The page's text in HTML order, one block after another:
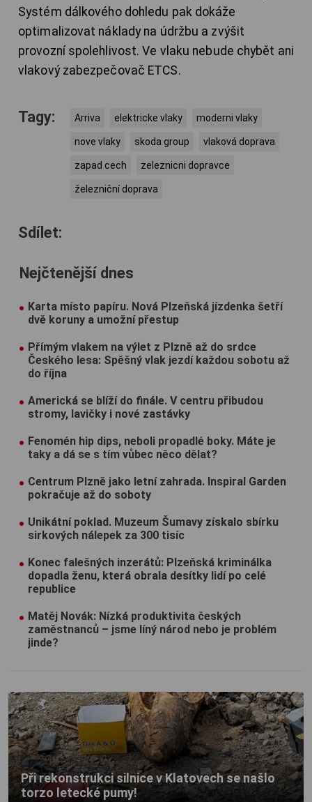
Systém dálkového dohledu pak dokáže
optimalizovat náklady na údržbu a zvýšit
provozní spolehlivost. Ve vlaku nebude chybět ani
vlakový zabezpečovač ETCS.
Tagy: Arriva elektricke vlaky moderni vlaky
nove vlaky skoda group vlaková doprava
zapad cech zeleznicni dopravce
železniční doprava
Sdílet:
Nejčtenější dnes
Karta místo papíru. Nová Plzeňská jízdenka šetří
dvě koruny a umožní přestup
Přímým vlakem na výlet z Plzně až do srdce
Českého lesa: Spěšný vlak jezdí každou sobotu až
do října
Americká se blíží do finále. V centru přibudou
stromy, lavičky i nové zastávky
Fenomén hip dips, neboli propadlé boky. Máte je
taky a dá se s tím vůbec něco dělat?
Centrum Plzně jako letní zahrada. Inspiral Garden
pokračuje až do soboty
Unikátní poklad. Muzeum Šumavy získalo sbírku
sirkových nálepek za 300 tisíc
Konec falešných inzerátů: Plzeňská kriminálka
dopadla ženu, která obrala desítky lidí po celé
republice
Matěj Novák: Nízká produktivita českých
zaměstnanců – jsme líný národ nebo je problém
jinde?
Při rekonstrukci silnice v Klatovech se našlo
torzo letecké pumy!